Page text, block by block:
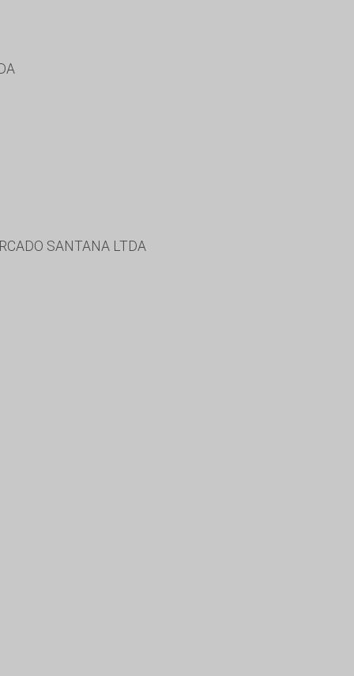
SANTANA LTDA